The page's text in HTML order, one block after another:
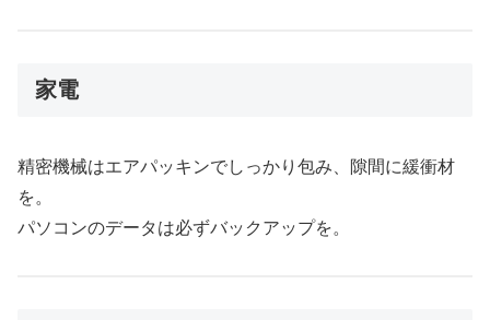
家電
精密機械はエアパッキンでしっかり包み、隙間に緩衝材
を。
パソコンのデータは必ずバックアップを。